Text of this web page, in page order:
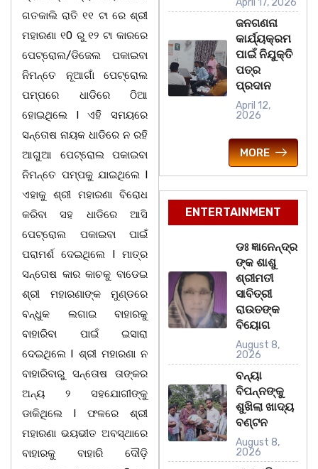
ଗତକାଲି ରାତି ୧୧ ଟା ରେ ଶ୍ରୀ
ମହାରଣା ୧0 ରୁ ୧୨ ଟା କାରରେ
ପେଟ୍ରୋଲ/ଡିଜେଲ ପକାଇବା
ନିମନ୍ତେ ନୂଆଗାଁ ପେଟ୍ରୋଲ
ପମ୍ପରେ ଧାଡିରେ ଠିଆ
ହୋଇଥିଲେ l ଏହି ସମୟରେ
ସନ୍ତୋଷ ନାୟକ ଧାଡିରେ ନ ରହି
ଆଗୁଆ ପେଟ୍ରୋଲ ପକାଇବା
ନିମନ୍ତେ ପମ୍ପକୁ ଯାଇଥିଲେ l
ଏହାକୁ ଶ୍ରୀ ମହାରଣା ବିରୋଧ
କରିବା ସହ ଧାଡିରେ ଆସି
ପେଟ୍ରୋଲ ପକାଇବା ପାଇଁ
ପରାମର୍ଶ ଦେଇଥିଲେ l ମାତ୍ର
ସନ୍ତୋଷ କାର କାଚକୁ ବାଡେଇ
ଶ୍ରୀ ମହାରଣାଙ୍କ ମୁଣ୍ଡରେ
ବନ୍ଧୁକ ଲଗାଇ ବାହାରକୁ
ବାହାରିବା ପାଇଁ ଇସାରା
ଦେଇଥିଲେ l ଶ୍ରୀ ମହାରଣା ନ
ବାହାରିବାରୁ ସନ୍ତୋଷ ତାଙ୍କର
ଅନ୍ୟ ୨ ସହଯୋଗୀଙ୍କୁ
ଡାକିଥିଲେ l ଫଳରେ ଶ୍ରୀ
ମହାରଣା ଭୟଭୀତ ଅବସ୍ଥାରେ
ବାହାରକୁ ବାହାରି ଦୌଡ଼ି
April 17, 2026
ଜନଗଣନା
କାର୍ଯ୍ୟକ୍ରମ
ପାଇଁ ନିଯୁକ୍ତି
ପତ୍ର
ପ୍ରଦାନ
April 12,
2026
MORE
ENTERTAINMENT
ଡଃ ଜ୍ଞାନେନ୍ଦ୍ର
ଙ୍କ ଶାଶୁ
ଶ୍ରୀମତୀ
ସାବିତ୍ରୀ
ରାଉତଙ୍କ
ବିୟୋଗ
August 8,
2026
ବନ୍ୟା
ବିପନ୍ନଙ୍କୁ
ଶୁଖିଲା ଖାଦ୍ୟ
ବଣ୍ଟନ
August 8,
2026